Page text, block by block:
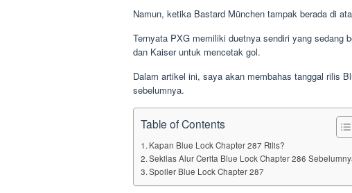
Namun, ketika Bastard München tampak berada di
Ternyata PXG memiliki duetnya sendiri yang sedang
dan Kaiser untuk mencetak gol.
Dalam artikel ini, saya akan membahas tanggal rilis
sebelumnya.
Table of Contents
Kapan Blue Lock Chapter 287 Rilis?
Sekilas Alur Cerita Blue Lock Chapter 286
Spoiler Blue Lock Chapter 287